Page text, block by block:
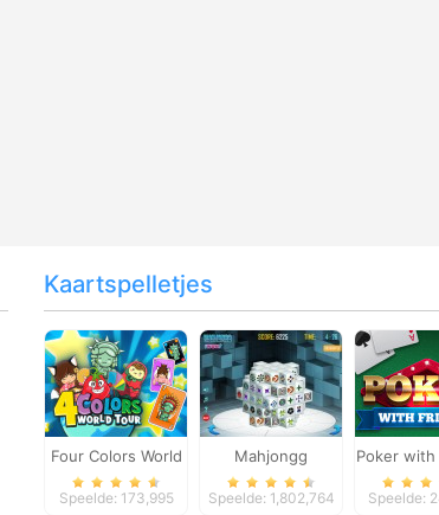
Kaartspelletjes
Four Colors World
Tour
Speelde: 173,995
Mahjongg
Dimensions
Speelde: 1,802,764
Poker with
Speelde: